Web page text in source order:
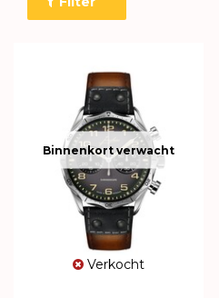
Binnenkort verwacht
Verkocht